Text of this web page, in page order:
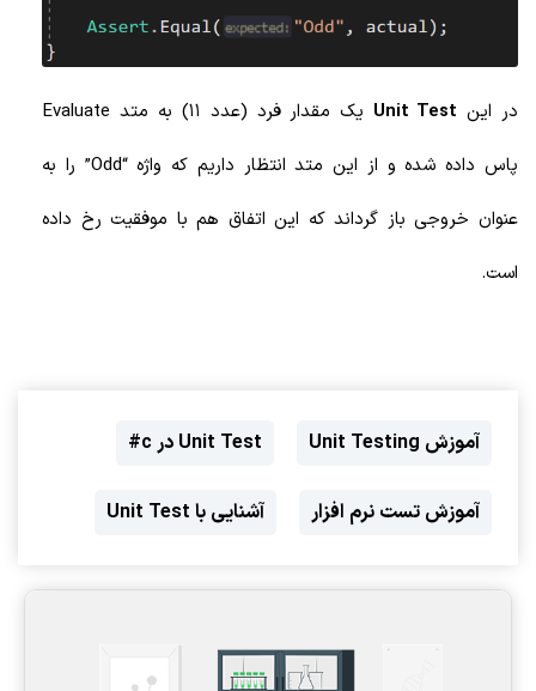
در این Unit Test
یک مقدار فرد (عدد 11) به متد Evaluate
پاس داده شده و از این متد انتظار داریم که واژه “Odd” را به
عنوان خروجی باز گرداند که این اتفاق هم با موفقیت رخ داده
است.
آموزش Unit Testing Unit Test در c#
آموزش تست نرم افزار آشنایی با Unit Test